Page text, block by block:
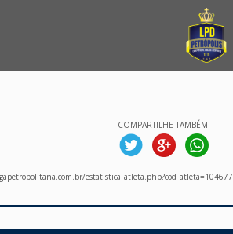
COMPARTILHE TAMBÉM!
estatistica_atleta.php?cod_atleta=104677